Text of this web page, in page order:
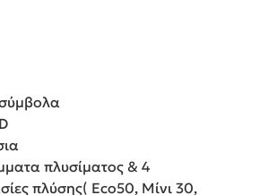
πλυσίματος & 4
πλύσης( Eco50, Μίνι 30,